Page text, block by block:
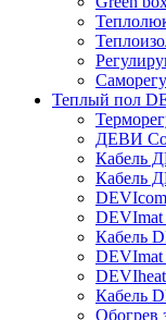
Теплый пол
ДЕВИ
Кабель
Кабель
Кабель
Кабель
Обогрев